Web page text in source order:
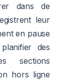
dans de
leur
en pause
des
sections
hors ligne